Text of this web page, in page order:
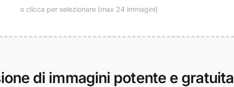
o clicca per selezionare (max 24 immagini)
di immagini potente e gratuita